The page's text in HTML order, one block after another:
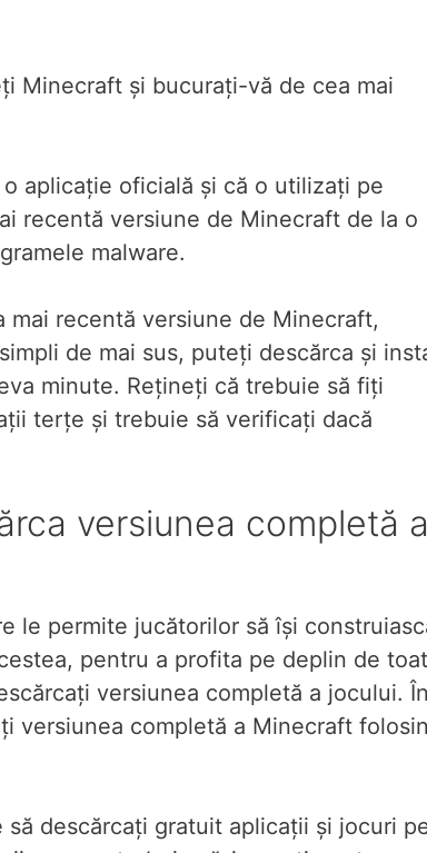
Minecraft și bucurați-vă de cea mai
aplicație oficială și că o utilizați pe
recentă versiune de Minecraft de la o
malware.
recentă versiune de Minecraft,
de mai sus, puteți descărca și
minute. Rețineți că trebuie să fiți
terțe și trebuie să verificați dacă
versiunea completă
le permite jucătorilor să își
pentru a profita pe deplin de
versiunea completă a jocului.
versiunea completă a Minecraft
descărcați gratuit aplicații și jocuri